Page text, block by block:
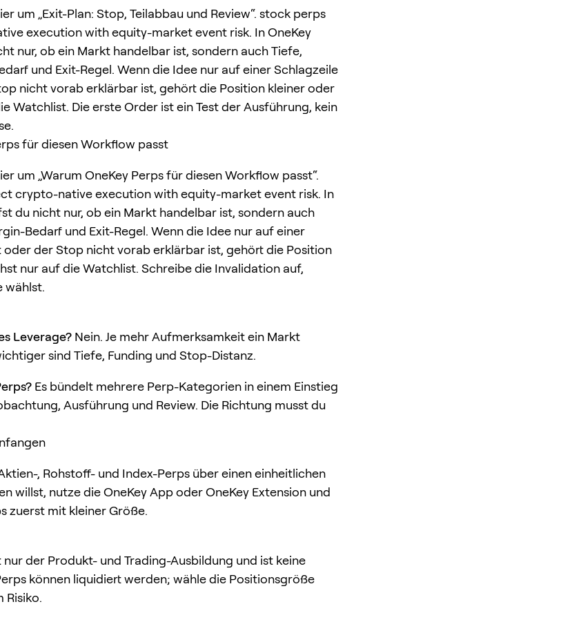
um „Exit-Plan: Stop, Teilabbau und Review“. stock perps
execution with equity-market event risk. In OneKey
nur, ob ein Markt handelbar ist, sondern auch Tiefe,
und Exit-Regel. Wenn die Idee nur auf einer Schlagzeile
nicht vorab erklärbar ist, gehört die Position kleiner oder
Watchlist. Die erste Order ist ein Test der Ausführung, kein
für diesen Workflow passt
um „Warum OneKey Perps für diesen Workflow passt“.
crypto-native execution with equity-market event risk. In
du nicht nur, ob ein Markt handelbar ist, sondern auch
Bedarf und Exit-Regel. Wenn die Idee nur auf einer
oder der Stop nicht vorab erklärbar ist, gehört die Position
nur auf die Watchlist. Schreibe die Invalidation auf,
wählst.
Leverage? Nein. Je mehr Aufmerksamkeit ein Markt
sind Tiefe, Funding und Stop-Distanz.
Es bündelt mehrere Perp-Kategorien in einem Einstieg
Ausführung und Review. Die Richtung musst du
, Rohstoff- und Index-Perps über einen einheitlichen
willst, nutze die OneKey App oder OneKey Extension und
zuerst mit kleiner Größe.
nur der Produkt- und Trading-Ausbildung und ist keine
können liquidiert werden; wähle die Positionsgröße
Risiko.